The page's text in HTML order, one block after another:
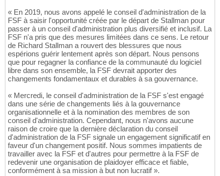
« En 2019, nous avons appelé le conseil d'administration de la
FSF à saisir l'opportunité créée par le départ de Stallman pour
passer à un conseil d'administration plus diversifié et inclusif. La
FSF n'a pris que des mesures limitées dans ce sens. Le retour
de Richard Stallman a rouvert des blessures que nous
espérions guérir lentement après son départ. Nous pensons
que pour regagner la confiance de la communauté du logiciel
libre dans son ensemble, la FSF devrait apporter des
changements fondamentaux et durables à sa gouvernance.
« Mercredi, le conseil d'administration de la FSF s'est engagé
dans une série de changements liés à la gouvernance
organisationnelle et à la nomination des membres de son
conseil d'administration. Cependant, nous n'avons aucune
raison de croire que la dernière déclaration du conseil
d'administration de la FSF signale un engagement significatif en
faveur d'un changement positif. Nous sommes impatients de
travailler avec la FSF et d'autres pour permettre à la FSF de
redevenir une organisation de plaidoyer efficace et fiable,
conformément à sa mission à but non lucratif ».